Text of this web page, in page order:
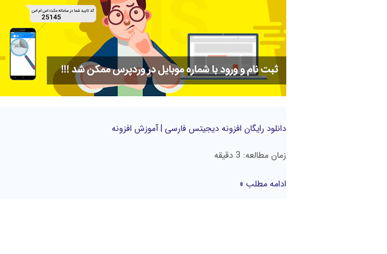
دانلود رایگان افزونه دیجیتس فارسی | آموزش افزونه
زمان مطالعه: 3 دقیقه
افزونه
ادامه مطلب »